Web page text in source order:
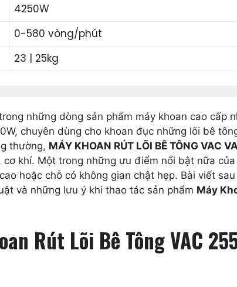
4250W
0-580 vòng/phút
23 | 25kg
những dòng sản phẩm máy khoan cao cấp
chuyên dùng cho khoan đục những lõi bê
thường, MÁY KHOAN RÚT LÕI BÊ TÔNG VAC
khí. Một trong những ưu điểm nổi bật nữa
hoặc chỗ có không gian chật hẹp. Bài viết
và những lưu ý khi thao tác sản phẩm Máy
Rút Lõi Bê Tông VAC